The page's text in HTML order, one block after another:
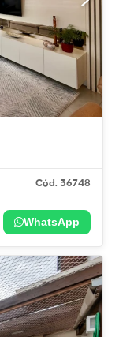
Cód. 36748
WhatsApp